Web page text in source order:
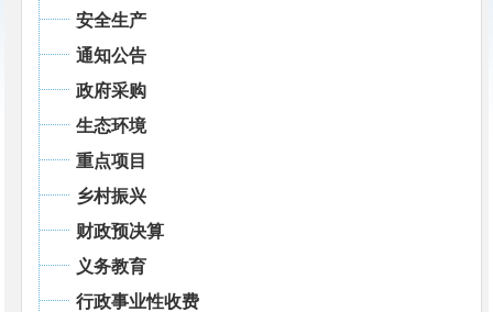
安全生产
通知公告
政府采购
生态环境
重点项目
乡村振兴
财政预决算
义务教育
行政事业性收费